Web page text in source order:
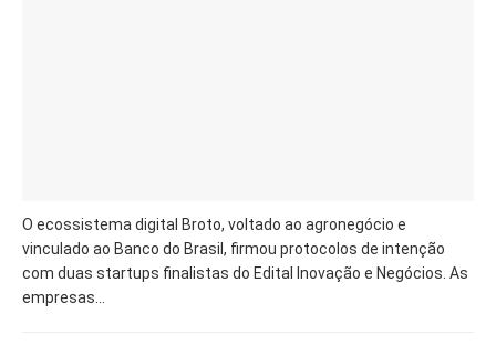
O ecossistema digital Broto, voltado ao agronegócio e
vinculado ao Banco do Brasil, firmou protocolos de intenção
com duas startups finalistas do Edital Inovação e Negócios. As
empresas...